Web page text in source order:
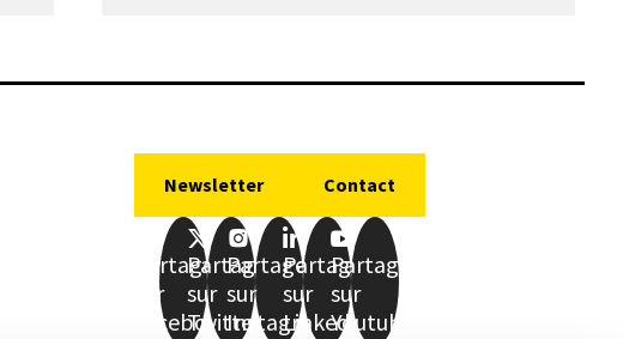
Newsletter Contact
Partager
sur
Facebook
Partager
sur
Twitter
Partager
sur
Instagram
Partager
sur
LinkedIn
Partager
sur
Youtube